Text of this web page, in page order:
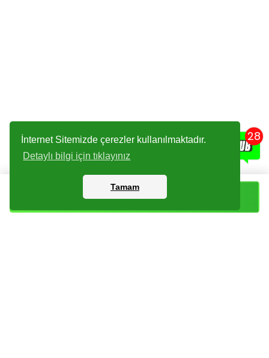
İnternet Sitemizde çerezler kullanılmaktadır.
Detaylı bilgi için tıklayınız
Tamam
Sepete Ekle
28